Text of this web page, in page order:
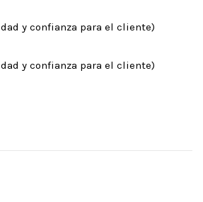
y confianza para el cliente)
y confianza para el cliente)